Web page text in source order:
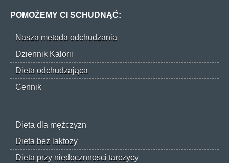
POMOŻEMY CI SCHUDNĄĆ:
Nasza metoda odchudzania
Dziennik Kalorii
Dieta odchudzająca
Cennik
Dieta dla mężczyzn
Dieta bez laktozy
Dieta przy niedocznności tarczycy